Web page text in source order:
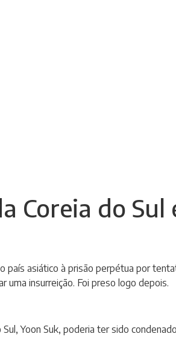
Coreia do
país asiático à prisão perpétua por
uma insurreição. Foi preso logo depois.
Yoon Suk, poderia ter sido